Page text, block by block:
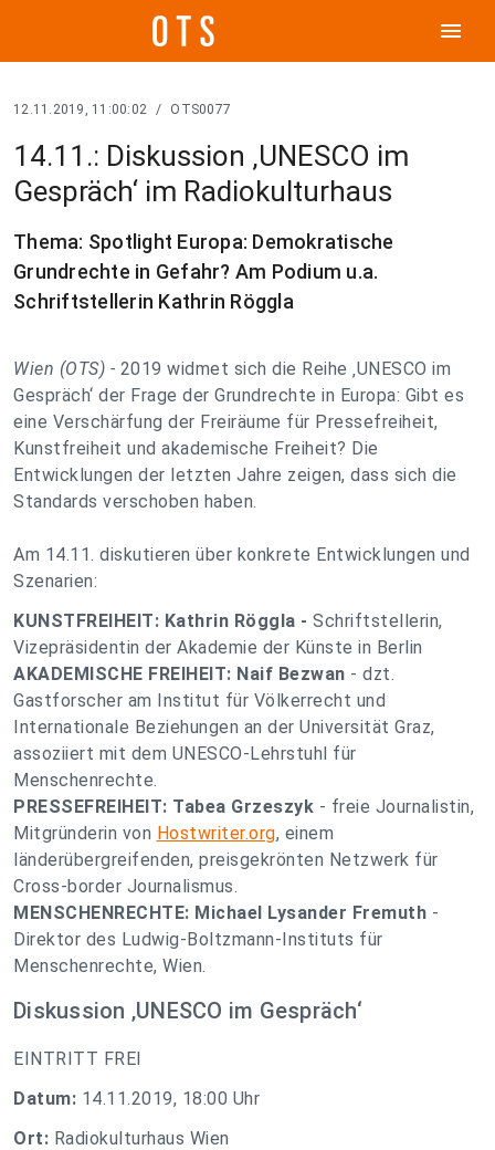
menu
12.11.2019, 11:00:02 / OTS0077
14.11.: Diskussion ‚UNESCO im
Gespräch‘ im Radiokulturhaus
Thema: Spotlight Europa: Demokratische
Grundrechte in Gefahr? Am Podium u.a.
Schriftstellerin Kathrin Röggla
Wien (OTS) - 2019 widmet sich die Reihe ‚UNESCO im
Gespräch‘ der Frage der Grundrechte in Europa: Gibt es
eine Verschärfung der Freiräume für Pressefreiheit,
Kunstfreiheit und akademische Freiheit? Die
Entwicklungen der letzten Jahre zeigen, dass sich die
Standards verschoben haben.
Am 14.11. diskutieren über konkrete Entwicklungen und
Szenarien:
KUNSTFREIHEIT: Kathrin Röggla - Schriftstellerin,
Vizepräsidentin der Akademie der Künste in Berlin
AKADEMISCHE FREIHEIT: Naif Bezwan - dzt.
Gastforscher am Institut für Völkerrecht und
Internationale Beziehungen an der Universität Graz,
assoziiert mit dem UNESCO-Lehrstuhl für
Menschenrechte.
PRESSEFREIHEIT: Tabea Grzeszyk - freie Journalistin,
Mitgründerin von Hostwriter.org, einem
länderübergreifenden, preisgekrönten Netzwerk für
Cross-border Journalismus.
MENSCHENRECHTE: Michael Lysander Fremuth -
Direktor des Ludwig-Boltzmann-Instituts für
Menschenrechte, Wien.
Diskussion ‚UNESCO im Gespräch‘
EINTRITT FREI
Datum: 14.11.2019, 18:00 Uhr
Ort: Radiokulturhaus Wien